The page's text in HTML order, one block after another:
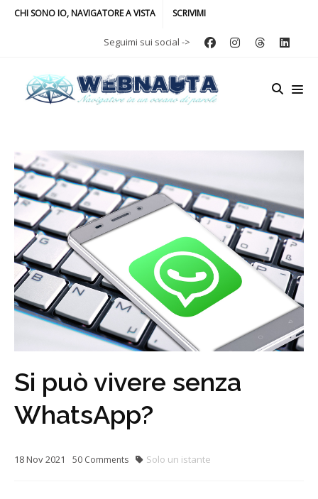
CHI SONO IO, NAVIGATORE A VISTA SCRIVIMI
Seguimi sui social ->
Si può vivere senza
WhatsApp?
18Nov2021 50 Comments Solo un istante